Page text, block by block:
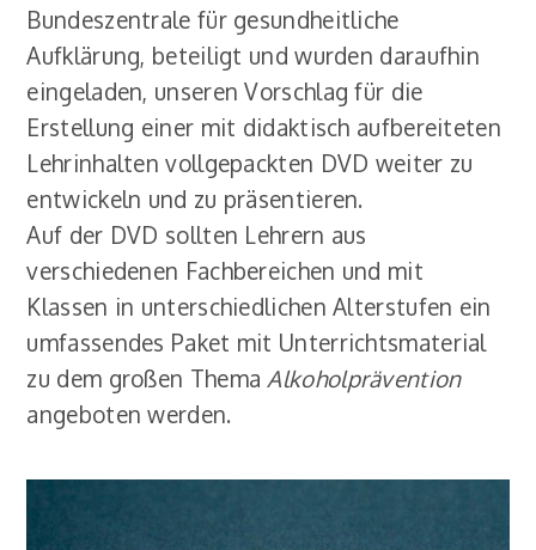
Bundeszentrale für gesundheitliche
Aufklärung, beteiligt und wurden daraufhin
eingeladen, unseren Vorschlag für die
Erstellung einer mit didaktisch aufbereiteten
Lehrinhalten vollgepackten DVD weiter zu
entwickeln und zu präsentieren.
Auf der DVD sollten Lehrern aus
verschiedenen Fachbereichen und mit
Klassen in unterschiedlichen Alterstufen ein
umfassendes Paket mit Unterrichtsmaterial
zu dem großen Thema Alkoholprävention
angeboten werden.